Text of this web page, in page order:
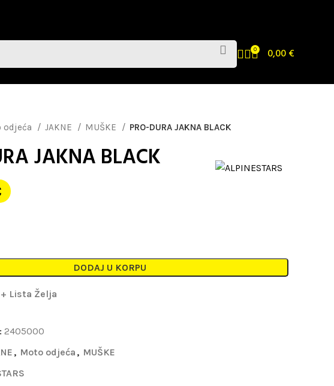
0 0,00€
odjeća JAKNE MUŠKE PRO-DURA JAKNA BLACK
JAKNA BLACK
DODAJ U KORPU
+ Lista Želja
2405000
, Moto odjeća , MUŠKE